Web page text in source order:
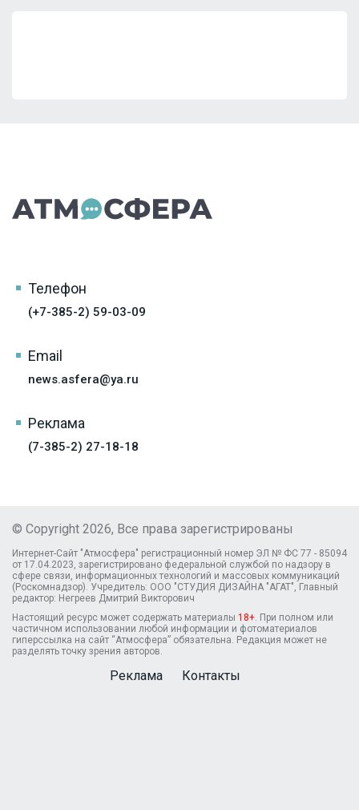
Телефон
(+7-385-2) 59-03-09
Email
news.asfera@ya.ru
Реклама
(7-385-2) 27-18-18
© Copyright 2026, Все права зарегистрированы
Интернет-Сайт "Атмосфера" регистрационный номер ЭЛ № ФС 77 - 85094
от 17.04.2023, зарегистрировано федеральной службой по надзору в
сфере связи, информационных технологий и массовых коммуникаций
(Роскомнадзор). Учредитель: ООО "СТУДИЯ ДИЗАЙНА "АГАТ", Главный
редактор: Негреев Дмитрий Викторович
Настоящий ресурс может содержать материалы 18+ . При полном или
частичном использовании любой информации и фотоматериалов
гиперссылка на сайт “Атмосфера” обязательна. Редакция может не
разделять точку зрения авторов.
Реклама Контакты